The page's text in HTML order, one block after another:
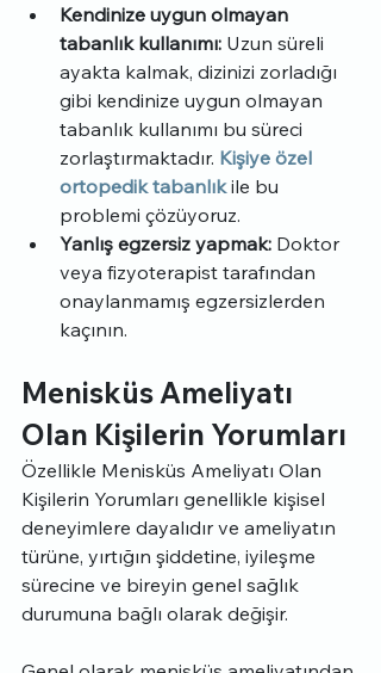
Kendinize uygun olmayan
tabanlık kullanımı: Uzun süreli
ayakta kalmak, dizinizi zorladığı
gibi kendinize uygun olmayan
tabanlık kullanımı bu süreci
zorlaştırmaktadır. Kişiye özel
ortopedik tabanlık ile bu
problemi çözüyoruz.
Yanlış egzersiz yapmak: Doktor
veya fizyoterapist tarafından
onaylanmamış egzersizlerden
kaçının.
Menisküs Ameliyatı
Olan Kişilerin Yorumları
Özellikle Menisküs Ameliyatı Olan
Kişilerin Yorumları genellikle kişisel
deneyimlere dayalıdır ve ameliyatın
türüne, yırtığın şiddetine, iyileşme
sürecine ve bireyin genel sağlık
durumuna bağlı olarak değişir.